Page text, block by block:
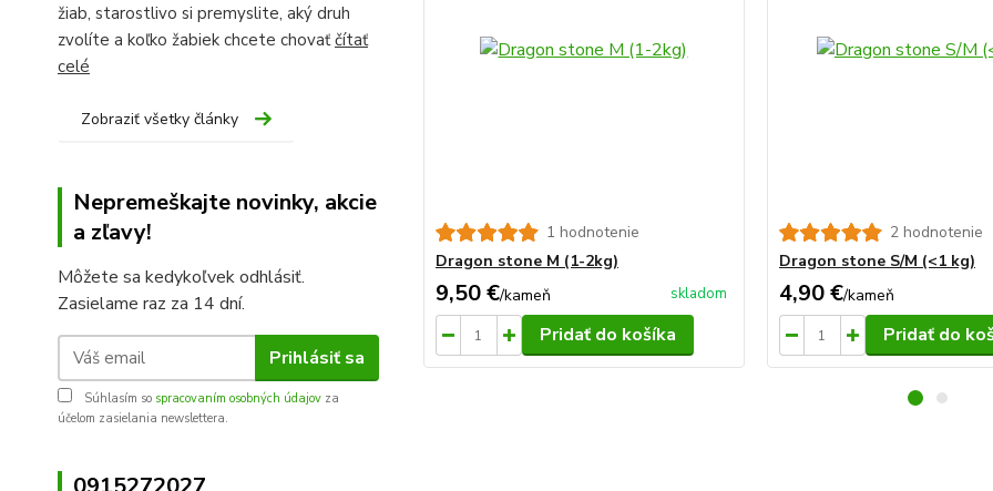
žiab, starostlivo si premyslite, aký druh
zvolíte a koľko žabiek chcete chovaťčítať
celé
Zobraziť všetky články
Nepremeškajte novinky, akcie
a zľavy!
Môžete sa kedykoľvek odhlásiť.
Zasielame raz za 14 dní.
Prihlásiť sa
Súhlasím so spracovaním osobných údajov za
účelom zasielania newslettera.
1 hodnotenie
Dragon stone M (1-2kg)
9,50 €/kameň skladom
Pridať do košíka
2 hodnotenie
Dragon stone S/M (<1 kg)
4,90 €/kameň
Pridať do